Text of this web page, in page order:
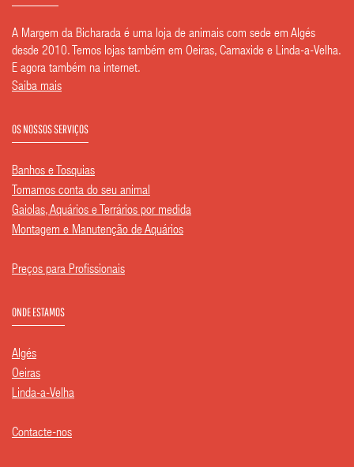
A Margem da Bicharada é uma loja de animais com sede em Algés
desde 2010. Temos lojas também em Oeiras, Carnaxide e Linda-a-Velha.
E agora também na internet.
Saiba mais
OS NOSSOS SERVIÇOS
Banhos e Tosquias
Tomamos conta do seu animal
Gaiolas, Aquários e Terrários por medida
Montagem e Manutenção de Aquários
Preços para Profissionais
ONDE ESTAMOS
Algés
Oeiras
Linda-a-Velha
Contacte-nos